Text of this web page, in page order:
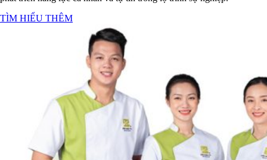
TÌM HIỂU THÊM